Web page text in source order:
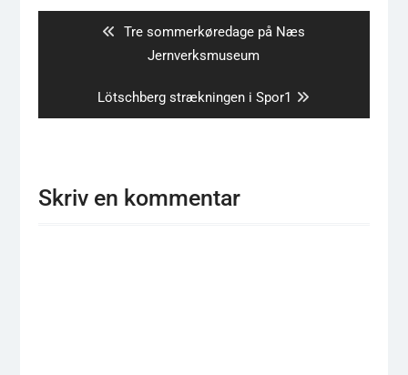
Previous
post:
Tre sommerkøredage på Næs
Jernverksmuseum
Next
post:
Lötschberg strækningen i Spor1
Skriv en kommentar